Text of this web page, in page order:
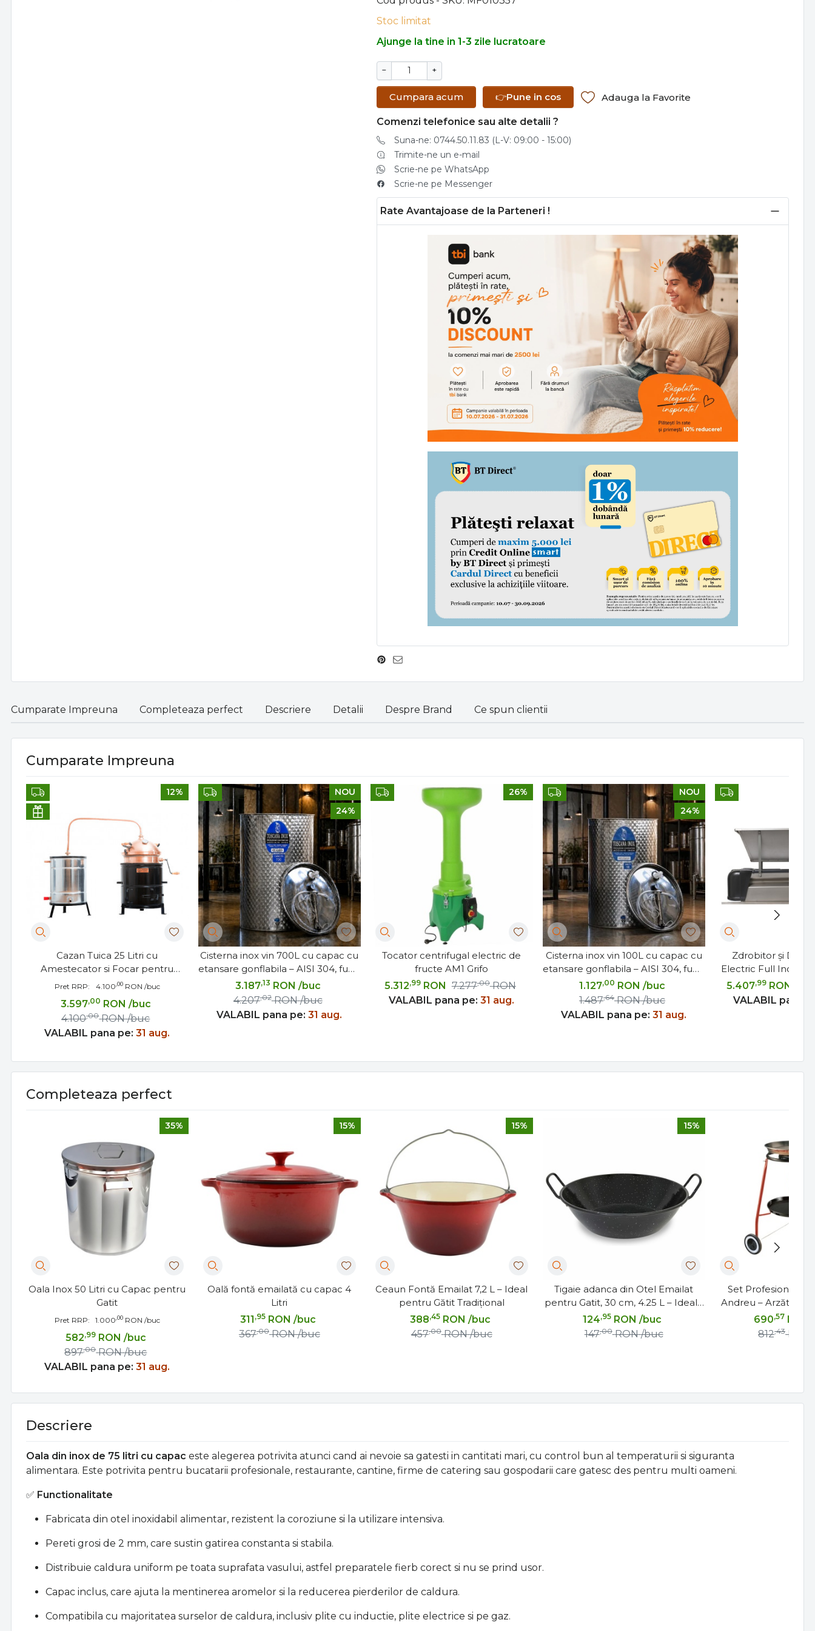
Stoc limitat
Ajunge la tine in 1-3 zile lucratoare
− +
Cumpara acum 👉Pune in cos Adauga la Favorite
Comenzi telefonice sau alte detalii ?
Suna-ne: 0744.50.11.83 (L-V: 09:00 - 15:00)
Trimite-ne un e-mail
Scrie-ne pe WhatsApp
Scrie-ne pe Messenger
Rate Avantajoase de la Parteneri !
Cumparate Impreuna Completeaza perfect Descriere Detalii Despre Brand Ce spun clientii
Cumparate Impreuna
12%
Cazan Tuica 25 Litri cu
Amestecator si Focar pentru
Lemn
Pret RRP: 4.100,00 RON /buc
3.597,00 RON /buc
4.100,00 RON /buc
VALABIL pana pe: 31 aug.
NOU
24%
Cisterna inox vin 700L cu capac cu
etansare gonflabila – AISI 304, fund
plan - Toscana Inox
3.187,13 RON /buc
4.207,02 RON /buc
VALABIL pana pe: 31 aug.
26%
Tocator centrifugal electric de
fructe AM1 Grifo
5.312,99 RON 7.277,00 RON
VALABIL pana pe: 31 aug.
NOU
24%
Cisterna inox vin 100L cu capac cu
etansare gonflabila – AISI 304, fund
plan - Toscana Inox
1.127,00 RON /buc
1.487,64 RON /buc
VALABIL pana pe: 31 aug.
Zdrobitor și
Electric Full Inox
1500 kg/
5.407,99 RON
VALABIL pana
Completeaza perfect
35%
Oala Inox 50 Litri cu Capac pentru
Gatit
Pret RRP: 1.000,00 RON /buc
582,99 RON /buc
897,00 RON /buc
VALABIL pana pe: 31 aug.
15%
Oală fontă emailată cu capac 4
Litri
311 ,95 RON /buc
367,00 RON /buc
15%
Ceaun Fontă Emailat 7,2 L – Ideal
pentru Gătit Tradițional
388,45 RON /buc
457,00 RON /buc
15%
Tigaie adanca din Otel Emailat
pentru Gatit, 30 cm, 4.25 L – Ideală
pentru Preparatele Tradiționale și
Paella
124,95 RON /buc
147,00 RON /buc
Set Profesional
Andreu – Arzător cu
Lucioasa
690,57 RON
812,43 RON
Descriere
Oala din inox de 75 litri cu capac este alegerea potrivita atunci cand ai nevoie sa gatesti in cantitati mari, cu control bun al temperaturii si siguranta
alimentara. Este potrivita pentru bucatarii profesionale, restaurante, cantine, firme de catering sau gospodarii care gatesc des pentru multi oameni.
✅ Functionalitate
Fabricata din otel inoxidabil alimentar, rezistent la coroziune si la utilizare intensiva.
Pereti grosi de 2 mm, care sustin gatirea constanta si stabila.
Distribuie caldura uniform pe toata suprafata vasului, astfel preparatele fierb corect si nu se prind usor.
Capac inclus, care ajuta la mentinerea aromelor si la reducerea pierderilor de caldura.
Compatibila cu majoritatea surselor de caldura, inclusiv plite cu inductie, plite electrice si pe gaz.